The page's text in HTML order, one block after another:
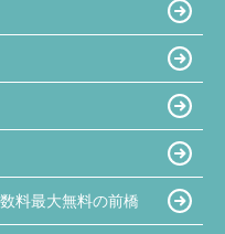
料最大無料の前橋